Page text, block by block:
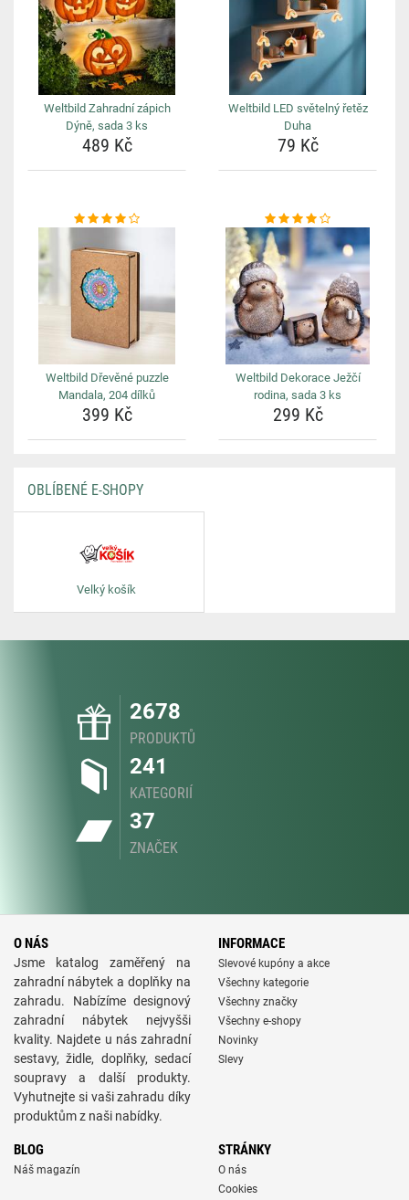
Weltbild Zahradní zápich
Dýně, sada 3 ks
489 Kč
Weltbild LED světelný řetěz
Duha
79 Kč
Weltbild Dřevěné puzzle
Mandala, 204 dílků
399 Kč
Weltbild Dekorace Ježčí
rodina, sada 3 ks
299 Kč
OBLÍBENÉ E-SHOPY
Velký košík
2678
PRODUKTŮ
241
KATEGORIÍ
37
ZNAČEK
O NÁS
Jsme katalog zaměřený na
zahradní nábytek a doplňky na
zahradu. Nabízíme designový
zahradní nábytek nejvyšši
kvality. Najdete u nás zahradní
sestavy, židle, doplňky, sedací
soupravy a další produkty.
Vyhutnejte si vaši zahradu díky
produktům z naši nabídky.
INFORMACE
Slevové kupóny a akce
Všechny kategorie
Všechny značky
Všechny e-shopy
Novinky
Slevy
BLOG
Náš magazín
STRÁNKY
O nás
Cookies